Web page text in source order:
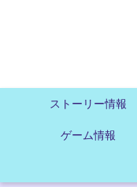
ストーリー情報
ゲーム情報